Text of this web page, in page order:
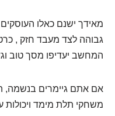
מאידך ישנם כאלו
גבוהה לצד מעבד חזק ,
המחשב יעדיפו מסך טוב
אם אתם גיימרים בנשמה,
משחקי תלת מימד ויכולות